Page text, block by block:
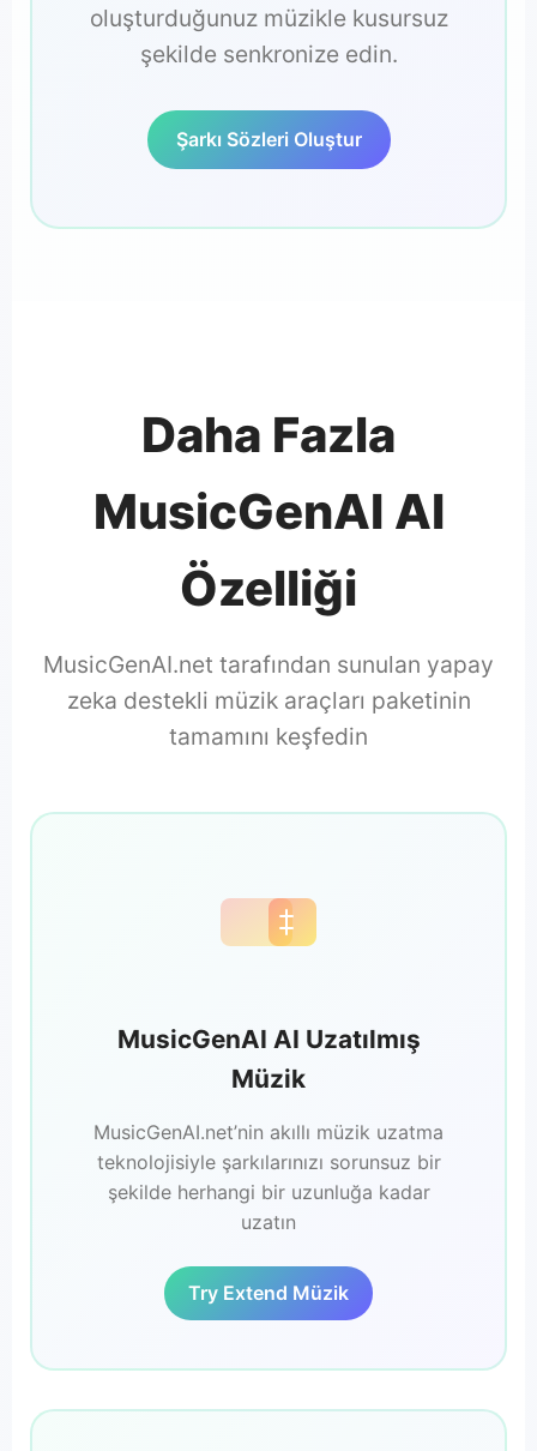
oluşturduğunuz müzikle kusursuz
şekilde senkronize edin.
Şarkı Sözleri Oluştur
Daha Fazla
MusicGenAI AI
Özelliği
MusicGenAI.net tarafından sunulan yapay
zeka destekli müzik araçları paketinin
tamamını keşfedin
MusicGenAI AI Uzatılmış
Müzik
MusicGenAI.net’nin akıllı müzik uzatma
teknolojisiyle şarkılarınızı sorunsuz bir
şekilde herhangi bir uzunluğa kadar
uzatın
Try Extend Müzik